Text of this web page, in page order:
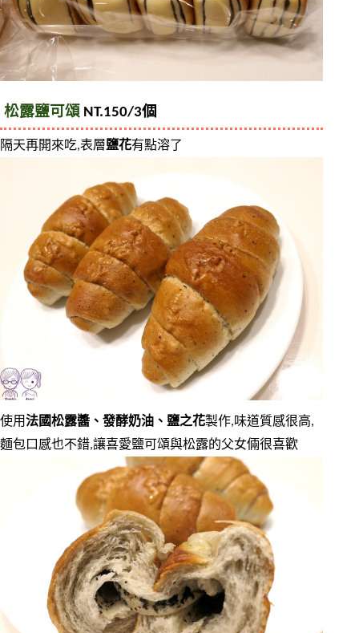
松露鹽可頌 NT.150/3個
隔天再開來吃,表層鹽花有點溶了
使用法國松露醬、發酵奶油、鹽之花製作,味道質感很高,
麵包口感也不錯,讓喜愛鹽可頌與松露的父女倆很喜歡